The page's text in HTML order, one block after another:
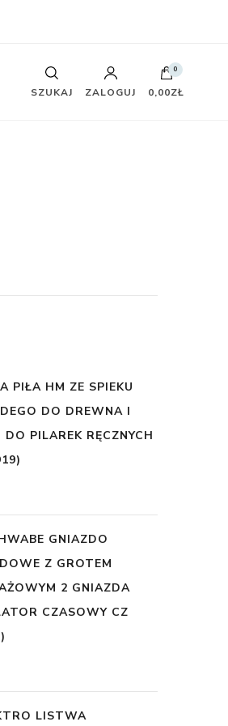
SZUKAJ ZALOGUJ
0
0,00ZŁ
PIŁA HM ZE SPIEKU
DO DREWNA I
PILAREK RĘCZNYCH
GNIAZDO
Z GROTEM
2 GNIAZDA
CZASOWY CZ
LISTWA